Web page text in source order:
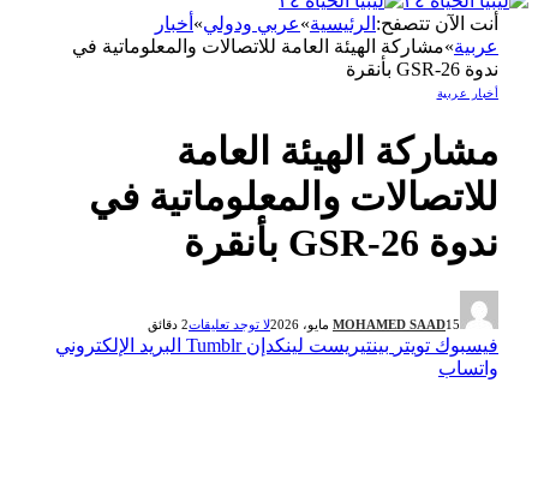
أنت الآن تتصفح:الرئيسية»عربي ودولي »أخبار
عربية»مشاركة الهيئة العامة للاتصالات والمعلوماتية في
ندوة GSR-26 بأنقرة
أخبار عربية
مشاركة الهيئة العامة
للاتصالات والمعلوماتية في
ندوة GSR-26 بأنقرة
MOHAMED SAAD15 مايو، 2026 لا توجد تعليقات2 دقائق
فيسبوك تويتر بينتيريست لينكدإن Tumblr البريد الإلكتروني
واتساب